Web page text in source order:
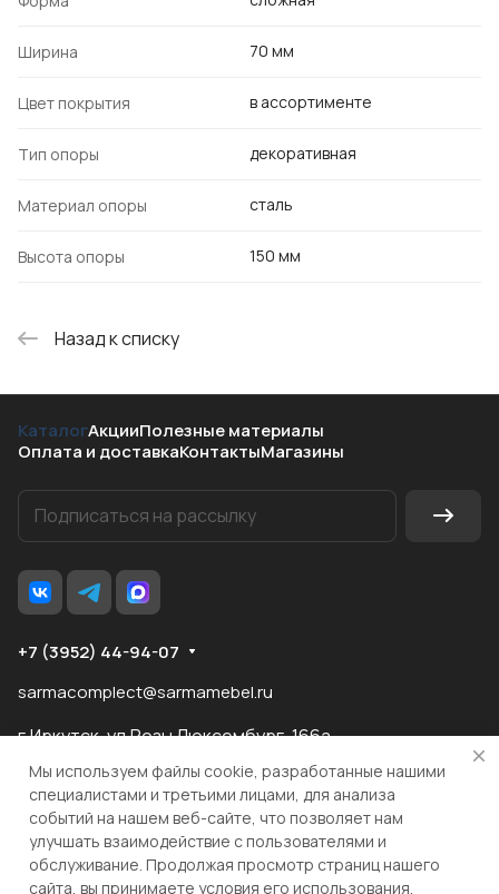
Ширина 70 мм
Цвет покрытия в ассортименте
Тип опоры декоративная
Материал опоры сталь
Высота опоры 150 мм
Назад к списку
КаталогАкцииПолезные материалы
Оплата и доставкаКонтактыМагазины
+7 (3952) 44-94-07
sarmacomplect@sarmamebel.ru
г.Иркутск, ул.Розы Люксембург, 166а
разработка
и продвижение сайта
Мы используем файлы cookie, разработанные нашими
специалистами и третьими лицами, для анализа
событий на нашем веб-сайте, что позволяет нам
улучшать взаимодействие с пользователями и
обслуживание. Продолжая просмотр страниц нашего
сайта, вы принимаете условия его использования.